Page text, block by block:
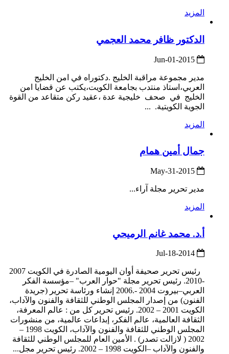
المزيد
الدكتور ظافر محمد العجمي
مدير مجموعة مراقبة الخليج .دكتوراه في امن الخليج
العربي،استاذ منتدب بجامعة الكويت،يكتب عن قضايا امن
الخليج في صحف خليجية عدة ،عقيد ركن متقاعد من القوة
الجوية الكويتية. ...
المزيد
جمال أمين همام
مدير تحرير مجلة آراء...
المزيد
أ.د. محمد غانم الرميحي
رئيس تحرير صحيفة أوان اليومية الصادرة في الكويت 2007
-2010. رئيس تحرير مجلة "حوار العرب" –مؤسسة الفكر
العربي–بيروت 2004 -.2006 إنشاء ورئاسة تحرير (جريدة
الفنون) من إصدار المجلس الوطني للثقافة والفنون والآداب،
الكويت 2001 – 2002. رئيس تحرير كل من : عالم المعرفة،
الثقافة العالمية، عالم الفكر، إبداعات عالمية، من منشورات
المجلس الوطني للثقافة والفنون والآداب، الكويت 1998 –
2002 ( لازالت تصدر) . الأمين العام للمجلس الوطني للثقافة
والفنون والآداب –الكويت 1998 – 2002. رئيس تحرير مجل...